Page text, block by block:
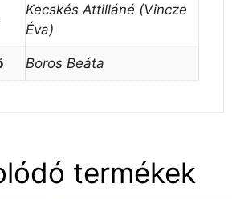
Kecskés Attilláné (Vincze
Éva)
Boros Beáta
termékek